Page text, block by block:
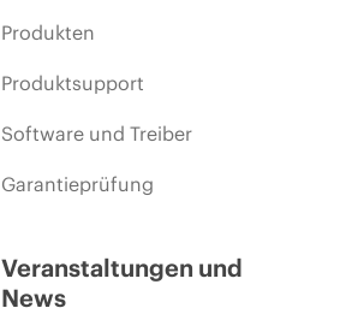
Produkten
Produktsupport
Software und Treiber
Garantieprüfung
Veranstaltungen und
News